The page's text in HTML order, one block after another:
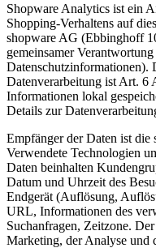
Shopware Analytics ist ein
Shopping-Verhaltens auf
shopware AG (Ebbinghoff
gemeinsamer
Datenschutzinformationen).
Datenverarbeitung ist Art. 6
Informationen lokal
Details zur
Empfänger der Daten ist
Verwendete Technologien
Daten beinhalten
Datum und Uhrzeit des
Endgerät (Auflösung,
URL, Informationen des
Suchanfragen, Zeitzone.
Marketing, der Analyse und